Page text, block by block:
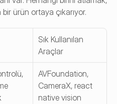
ürün ortaya çıkarıyor.
Sık Kullanılan
Araçlar
AVFoundation,
CameraX, react
native vision